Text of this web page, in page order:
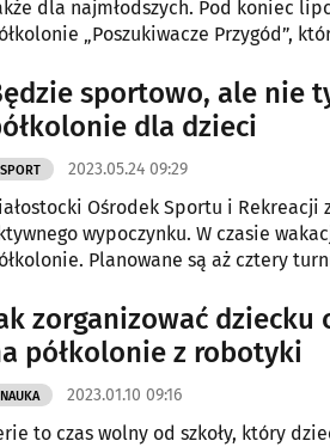
dla najmłodszych. Pod koniec
„Poszukiwacze Przygód”,
sportowo, ale nie
dla dzieci
SPORT 2023.05.24 09:29
Ośrodek Sportu i Rekreacji
wypoczynku. W czasie
Planowane są aż cztery
zorganizować dziecku
półkolonie z robotyki
NAUKA 2023.01.10 09:16
to czas wolny od szkoły, który